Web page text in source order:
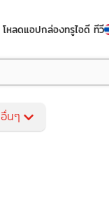
โหลดแอปกล่องทรูไอดี ทีวี
อื่นๆ